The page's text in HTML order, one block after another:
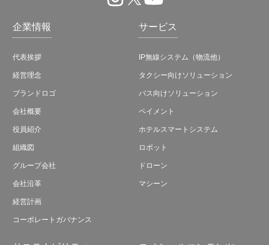
企業情報
代表挨拶
経営理念
ブランドロゴ
会社概要
役員紹介
組織図
グループ会社
会社沿革
経営計画
コーポレートガバナンス
サービス
IP無線システム（物流他）
タクシー向けソリューション
バス向けソリューション
ペイメント
ホテルスマートシステム
ロボット
ドローン
マシーン